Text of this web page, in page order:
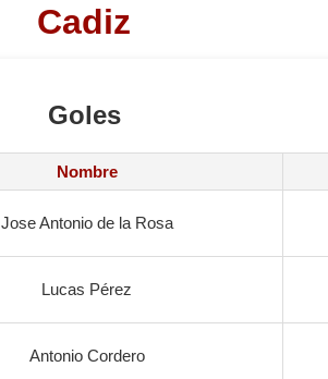
Cadiz
Goles
Nombre
Jose Antonio de la Rosa
Lucas Pérez
Antonio Cordero